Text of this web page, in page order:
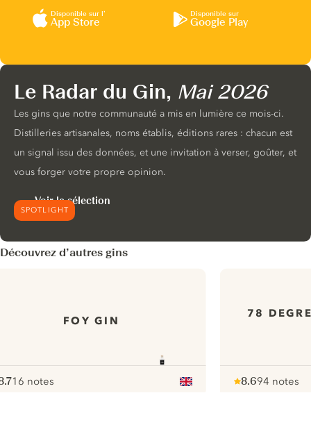
Disponible sur l’
App Store
Disponible sur
Google Play
SPOTLIGHT
Le Radar du Gin, Mai 2026
Les gins que notre communauté a mis en lumière ce mois-ci.
Distilleries artisanales, noms établis, éditions rares : chacun est
un signal issu des données, et une invitation à verser, goûter, et
vous forger votre propre opinion.
Voir la sélection
Découvrez d’autres gins
FOY GIN
16 notes
78
8.694 notes